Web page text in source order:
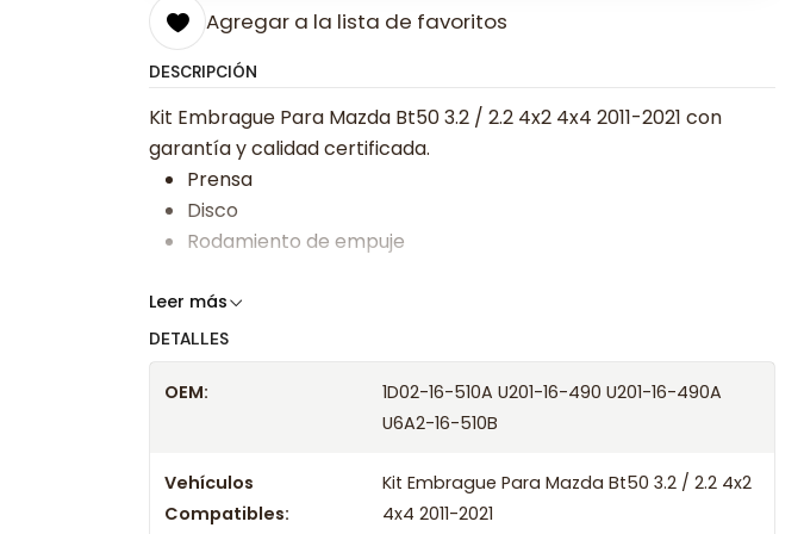
Agregar a la lista de favoritos
DESCRIPCIÓN
Kit Embrague Para Mazda Bt50 3.2 / 2.2 4x2 4x4 2011-2021 con
garantía y calidad certificada.
Prensa
Disco
Rodamiento de empuje
Somos especialistas en embragues desde 2019, ofreciendo precios
Años compatibles
Leer más
DETALLES
OEM:
1D02-16-510A U201-16-490 U201-16-490A
U6A2-16-510B
Vehículos
Compatibles:
Kit Embrague Para Mazda Bt50 3.2 / 2.2 4x2
4x4 2011-2021